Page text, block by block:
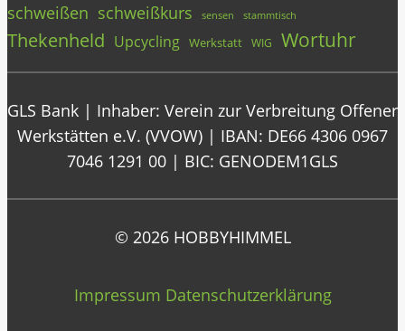
schweißen schweißkurs sensen stammtisch
Thekenheld Upcycling Werkstatt WIG Wortuhr
GLS Bank | Inhaber: Verein zur Verbreitung Offener
Werkstätten e.V. (VVOW) | IBAN: DE66 4306 0967
7046 1291 00 | BIC: GENODEM1GLS
© 2026 HOBBYHIMMEL
Impressum Datenschutzerklärung